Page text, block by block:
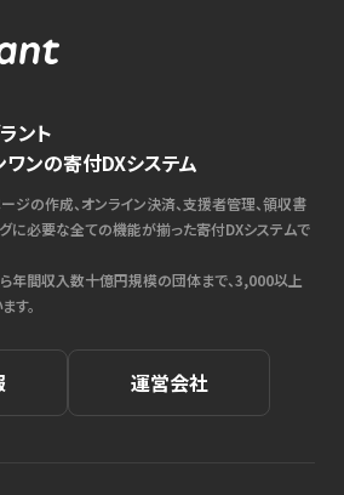
ント
ンの寄付DXシステム
ジの作成、オンライン決済、支援者管理、領収書
に必要な全ての機能が揃った寄付DXシステムで
年間収入数十億円規模の団体まで、3,000以上
す。
運営会社